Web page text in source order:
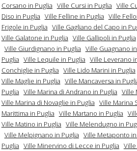
Corsano in Puglia Ville Cursi in Puglia Ville
Diso in Puglia Ville Felline in Puglia Ville
Frigole in Puglia Ville Gagliano del Capo in
Ville Galatone in Puglia Ville Gallipoli in Puglia
Ville Giurdignano in Puglia Ville Guagnano
Puglia Ville Lequile in Puglia Ville Leverano
Conchiglie in Puglia Ville Lido Marini in Puglia
Ville Maglie in Puglia Ville Mancaversa in
Puglia Ville Marina di Andrano in Puglia Ville
Ville Marina di Novaglie in Puglia Ville Marina
Marittima in Puglia Ville Martano in Puglia
Ville Matino in Puglia Ville Melendugno in
Ville Melpignano in Puglia Ville Metaponto
Puglia Ville Minervino di Lecce in Puglia